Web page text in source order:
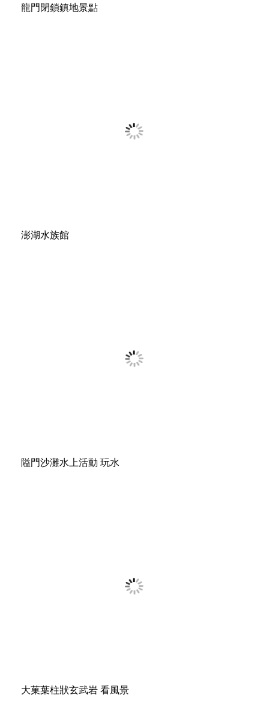
龍門閉鎖鎮地景點
澎湖水族館
隘門沙灘水上活動 玩水
大菓葉柱狀玄武岩 看風景